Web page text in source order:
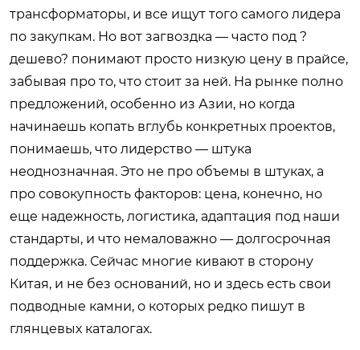
трансформаторы, и все ищут того самого лидера
по закупкам. Но вот загвоздка — часто под ?
дешево? понимают просто низкую цену в прайсе,
забывая про то, что стоит за ней. На рынке полно
предложений, особенно из Азии, но когда
начинаешь копать вглубь конкретных проектов,
понимаешь, что лидерство — штука
неоднозначная. Это не про объемы в штуках, а
про совокупность факторов: цена, конечно, но
еще надежность, логистика, адаптация под наши
стандарты, и что немаловажно — долгосрочная
поддержка. Сейчас многие кивают в сторону
Китая, и не без оснований, но и здесь есть свои
подводные камни, о которых редко пишут в
глянцевых каталогах.